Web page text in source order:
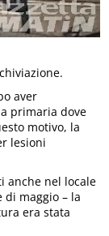
aver
primaria dove
motivo, la
lesioni
anche nel locale
di maggio – la
era stata